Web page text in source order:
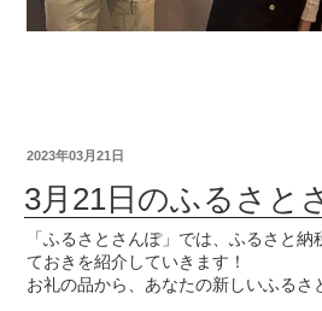
2023年03月21日
3月21日のふるさと
「ふるさとさんぽ」では、ふるさと
ておきを紹介していきます！
お礼の品から、あなたの新しいふるさ